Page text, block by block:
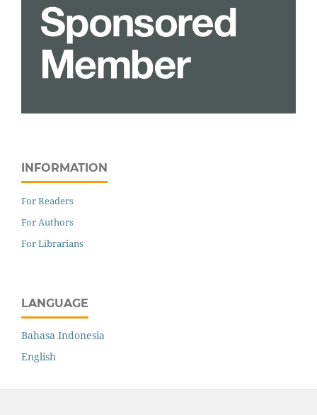
INFORMATION
For Readers
For Authors
For Librarians
LANGUAGE
Bahasa Indonesia
English